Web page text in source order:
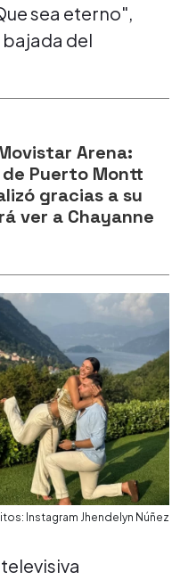
sea eterno",
del
Arena:
Puerto Montt
gracias a su
ver a Chayanne
Instagram Jhendelyn Núñez